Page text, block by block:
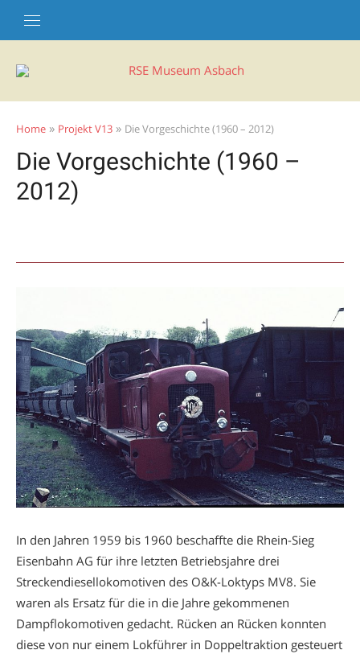
Home » Projekt V13 » Die Vorgeschichte (1960 – 2012)
Die Vorgeschichte (1960 –
2012)
In den Jahren 1959 bis 1960 beschaffte die Rhein-Sieg
Eisenbahn AG für ihre letzten Betriebsjahre drei
Streckendiesellokomotiven des O&K-Loktyps MV8. Sie
waren als Ersatz für die in die Jahre gekommenen
Dampflokomotiven gedacht. Rücken an Rücken konnten
diese von nur einem Lokführer in Doppeltraktion gesteuert